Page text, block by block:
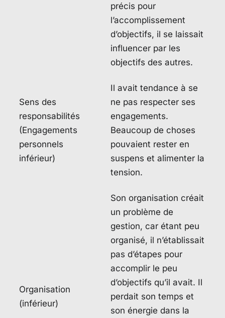
précis pour
l’accomplissement
d’objectifs, il se laissait
influencer par les
objectifs des autres.
Sens des
responsabilités
(Engagements
personnels
inférieur)
Il avait tendance à se
ne pas respecter ses
engagements.
Beaucoup de choses
pouvaient rester en
suspens et alimenter la
tension.
Organisation
(inférieur)
Son organisation créait
un problème de
gestion, car étant peu
organisé, il n’établissait
pas d’étapes pour
accomplir le peu
d’objectifs qu’il avait. Il
perdait son temps et
son énergie dans la